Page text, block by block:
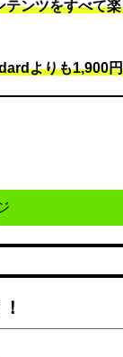
ンツをすべて
よりも1,900